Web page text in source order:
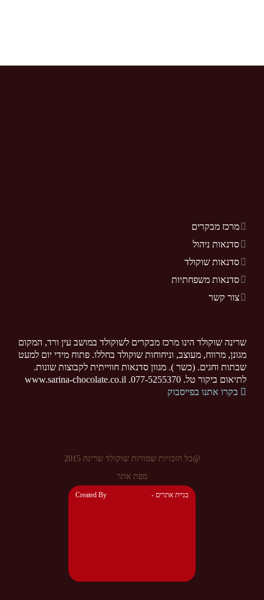
מרכז מבקרים
סדנאות ניהול
סדנאות שוקולד
סדנאות משפחתיות
צור קשר
שרינה שוקולד הינו מרכז מבקרים לשוקולד במושב עין ורד, המקום
מגונן, מרווח, מעוצב, וניחוחות שוקולד בחללו. פתוח מידי יום למעט
שבתות וחגים. (כשר ). מגוון סדנאות חווייתית לקבוצות שונות.
לתיאום ביקור טל. 077-5255370. www.sarina-chocolate.co.il
בקרו אתנו בפייסבוק
@כל הזכויות שמורות שוקולד שרינה 2015
מפת אתר
Created By - בניית אתרים